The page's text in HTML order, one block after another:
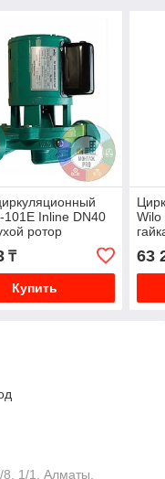
101E Inline DN40
ротор
₸
Купить
Wilo
63
1/1, Алматы,